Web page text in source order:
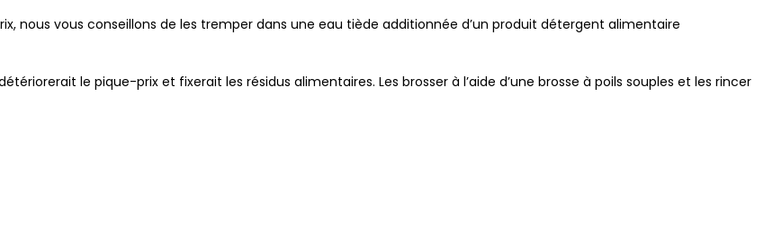
nous vous conseillons de les tremper dans une eau tiède additionnée d’un produit détergent alimentaire
le pique-prix et fixerait les résidus alimentaires. Les brosser à l’aide d’une brosse à poils souples et les rincer